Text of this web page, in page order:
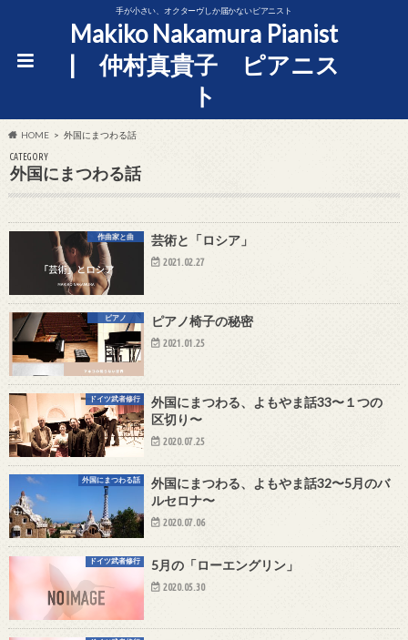
手が小さい、オクターヴしか届かないピアニスト
Makiko Nakamura Pianist
| 仲村真貴子 ピアニス
ト
HOME 外国にまつわる話
CATEGORY
外国にまつわる話
作曲家と曲 芸術と「ロシア」
2021.02.27
ピアノ ピアノ椅子の秘密
2021.01.25
ドイツ武者修行
外国にまつわる、よもやま話33〜１つの
区切り〜
2020.07.25
外国にまつわる話
外国にまつわる、よもやま話32〜5月のバ
ルセロナ〜
2020.07.06
ドイツ武者修行 5月の「ローエングリン」
2020.05.30